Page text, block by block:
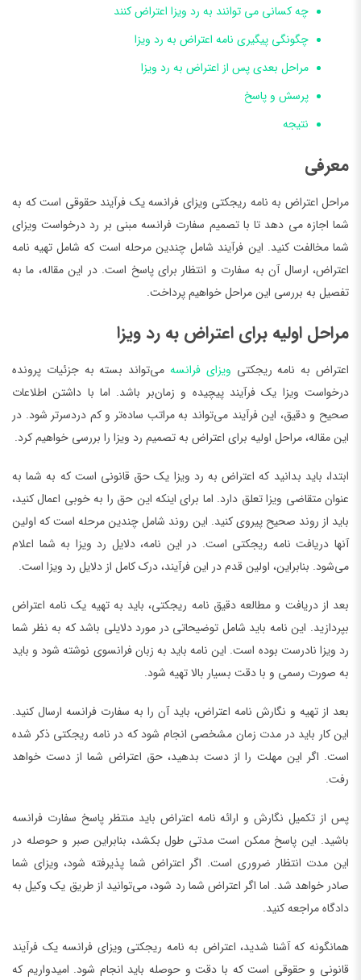
چه کسانی می توانند به رد ویزا اعتراض کنند
چگونگی پیگیری نامه اعتراض به رد ویزا
مراحل بعدی پس از اعتراض به رد ویزا
پرسش و پاسخ
نتیجه
معرفی
مراحل اعتراض به نامه ریجکتی ویزای فرانسه یک فرآیند حقوقی است که به
شما اجازه می دهد تا با تصمیم سفارت فرانسه مبنی بر رد درخواست ویزای
شما مخالفت کنید. این فرآیند شامل چندین مرحله است که شامل تهیه نامه
اعتراض، ارسال آن به سفارت و انتظار برای پاسخ است. در این مقاله، ما به
تفصیل به بررسی این مراحل خواهیم پرداخت.
مراحل اولیه برای اعتراض به رد ویزا
اعتراض به نامه ریجکتی ویزای فرانسه می‌تواند بسته به جزئیات پرونده
درخواست ویزا یک فرآیند پیچیده و زمان‌بر باشد. اما با داشتن اطلاعات
صحیح و دقیق، این فرآیند می‌تواند به مراتب ساده‌تر و کم دردسرتر شود. در
این مقاله، مراحل اولیه برای اعتراض به تصمیم رد ویزا را بررسی خواهیم کرد.
ابتدا، باید بدانید که اعتراض به رد ویزا یک حق قانونی است که به شما به
عنوان متقاضی ویزا تعلق دارد. اما برای اینکه این حق را به خوبی اعمال کنید،
باید از روند صحیح پیروی کنید. این روند شامل چندین مرحله است که اولین
آنها دریافت نامه ریجکتی است. در این نامه، دلایل رد ویزا به شما اعلام
می‌شود. بنابراین، اولین قدم در این فرآیند، درک کامل از دلایل رد ویزا است.
بعد از دریافت و مطالعه دقیق نامه ریجکتی، باید به تهیه یک نامه اعتراض
بپردازید. این نامه باید شامل توضیحاتی در مورد دلایلی باشد که به نظر شما
رد ویزا نادرست بوده است. این نامه باید به زبان فرانسوی نوشته شود و باید
به صورت رسمی و با دقت بسیار بالا تهیه شود.
بعد از تهیه و نگارش نامه اعتراض، باید آن را به سفارت فرانسه ارسال کنید.
این کار باید در مدت زمان مشخصی انجام شود که در نامه ریجکتی ذکر شده
است. اگر این مهلت را از دست بدهید، حق اعتراض شما از دست خواهد
رفت.
پس از تکمیل نگارش و ارائه نامه اعتراض باید منتظر پاسخ سفارت فرانسه
باشید. این پاسخ ممکن است مدتی طول بکشد، بنابراین صبر و حوصله در
این مدت انتظار ضروری است. اگر اعتراض شما پذیرفته شود، ویزای شما
صادر خواهد شد. اما اگر اعتراض شما رد شود، می‌توانید از طریق یک وکیل به
دادگاه مراجعه کنید.
همانگونه که آشنا شدید، اعتراض به نامه ریجکتی ویزای فرانسه یک فرآیند
قانونی و حقوقی است که با دقت و حوصله باید انجام شود. امیدواریم که